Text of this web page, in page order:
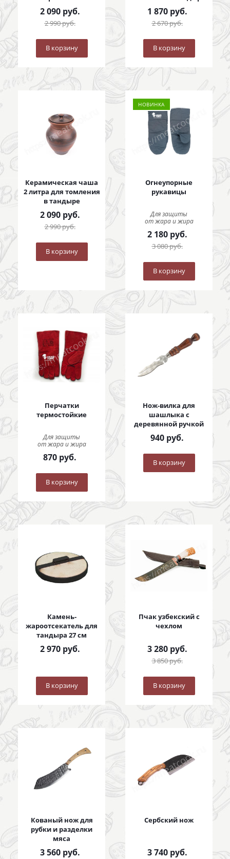
2 090руб.
2 990руб.
В корзину
1 870руб.
2 670руб.
В корзину
Керамическая чаша
2 литра для томления
в тандыре
2 090руб.
2 990руб.
В корзину
НОВИНКА
Огнеупорные
рукавицы
Для защиты
от жара и жира
2 180руб.
3 080руб.
В корзину
Перчатки
термостойкие
Для защиты
от жара и жира
870 руб.
В корзину
Нож-вилка для
шашлыка с
деревянной ручкой
940 руб.
В корзину
Камень-
жароотсекатель для
тандыра 27 см
2 970руб.
В корзину
Пчак узбекский с
чехлом
3 280руб.
3 850руб.
В корзину
Кованый нож для
рубки и разделки
мяса
3 560руб.
Сербский нож
3 740руб.